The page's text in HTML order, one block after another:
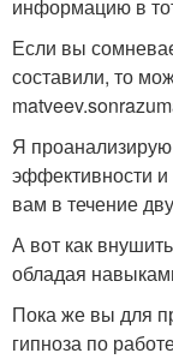
информацию в
Если вы
составили, то
Я
эффективности и
вам в течение
А вот как
обладая
Пока же вы для
гипноза по